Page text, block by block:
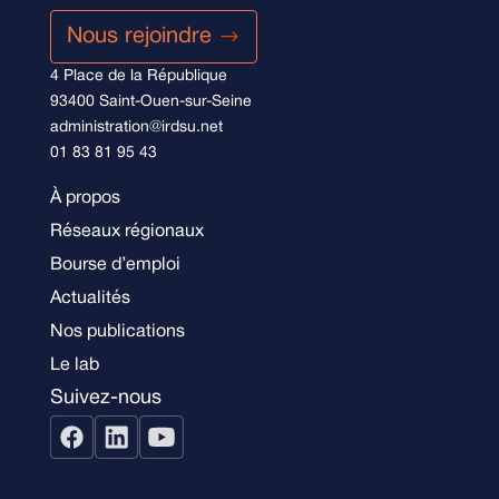
Nous rejoindre
4 Place de la République
93400 Saint-Ouen-sur-Seine
administration@irdsu.net
01 83 81 95 43
À propos
Réseaux régionaux
Bourse d’emploi
Actualités
Nos publications
Le lab
Suivez-nous